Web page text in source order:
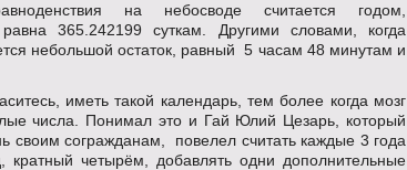
на небосводе считается годом,
равна 365.242199 суткам. Другими словами, когда
небольшой остаток, равный 5 часам 48 минутам и
иметь такой календарь, тем более когда мозг
числа. Понимал это и Гай Юлий Цезарь, который
своим согражданам, повелел считать каждые 3 года
четырём, добавлять одни дополнительные